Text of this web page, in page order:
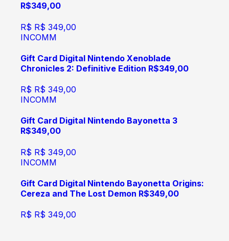
R$349,00
R$ R$ 349,00
INCOMM
Gift Card Digital Nintendo Xenoblade
Chronicles 2: Definitive Edition R$349,00
R$ R$ 349,00
INCOMM
Gift Card Digital Nintendo Bayonetta 3
R$349,00
R$ R$ 349,00
INCOMM
Gift Card Digital Nintendo Bayonetta Origins:
Cereza and The Lost Demon R$349,00
R$ R$ 349,00